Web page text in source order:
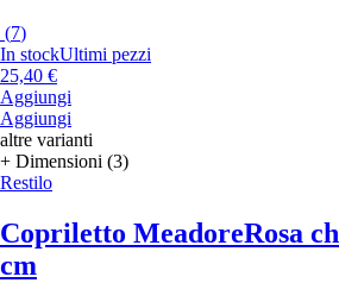
(7)
In stockUltimi pezzi
25,40 €
Aggiungi
Aggiungi
altre varianti
+ Dimensioni (3)
Restilo
Copriletto MeadoreRosa
cm